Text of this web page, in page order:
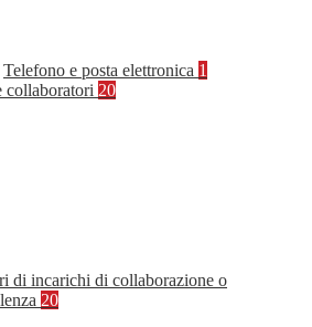
Telefono e posta elettronica 1
collaboratori 20
di incarichi di collaborazione o
20